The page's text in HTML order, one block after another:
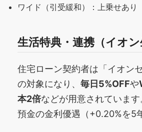
ワイド（引受緩和）：上乗せあり
生活特典・連携（イオン
住宅ローン契約者は「イオン
の対象になり、 毎日5%OFFや
本2倍などが用意されていま
預金の金利優遇（+0.20%を5